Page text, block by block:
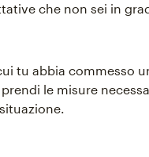
che non sei in
tu abbia commesso
le misure